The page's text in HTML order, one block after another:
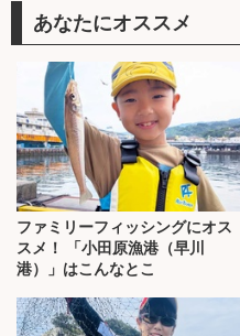
あなたにオススメ
ファミリーフィッシングにオス
スメ！ 「小田原漁港（早川
港）」はこんなとこ